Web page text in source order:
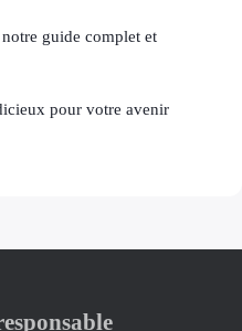
guide complet et
pour votre avenir